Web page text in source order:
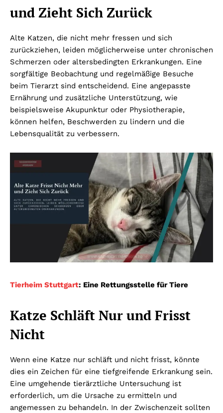
und Zieht Sich Zurück
Alte Katzen, die nicht mehr fressen und sich
zurückziehen, leiden möglicherweise unter chronischen
Schmerzen oder altersbedingten Erkrankungen. Eine
sorgfältige Beobachtung und regelmäßige Besuche
beim Tierarzt sind entscheidend. Eine angepasste
Ernährung und zusätzliche Unterstützung, wie
beispielsweise Akupunktur oder Physiotherapie,
können helfen, Beschwerden zu lindern und die
Lebensqualität zu verbessern.
Tierheim Stuttgart: Eine Rettungsstelle für Tiere
Katze Schläft Nur und Frisst
Nicht
Wenn eine Katze nur schläft und nicht frisst, könnte
dies ein Zeichen für eine tiefgreifende Erkrankung sein.
Eine umgehende tierärztliche Untersuchung ist
erforderlich, um die Ursache zu ermitteln und
angemessen zu behandeln. In der Zwischenzeit sollten